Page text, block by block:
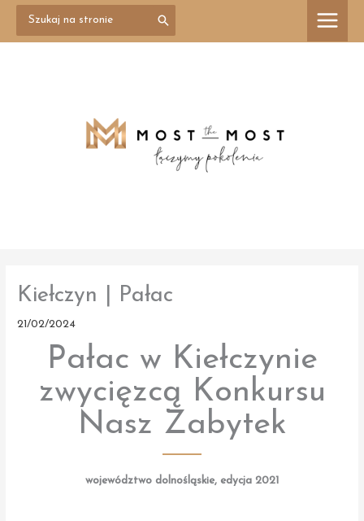
Przejdź
treści
for:
Kiełczyn | Pałac
21/02/2024
Pałac w Kiełczynie
zwycięzcą Konkursu
Nasz Zabytek
województwo dolnośląskie, edycja 2021